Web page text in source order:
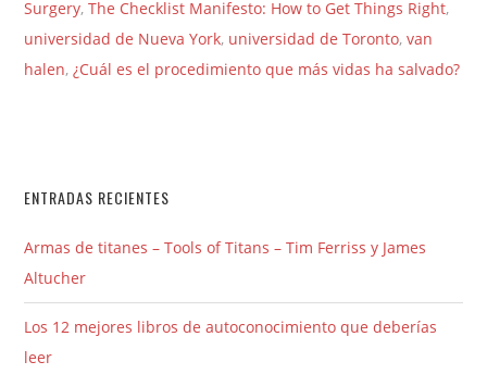
Surgery,The Checklist Manifesto: How to Get Things Right,
universidad de Nueva York, universidad de Toronto,van
halen,¿Cuál es el procedimiento que más vidas ha salvado?
ENTRADAS RECIENTES
Armas de titanes – Tools of Titans – Tim Ferriss y James
Altucher
Los 12 mejores libros de autoconocimiento que deberías
leer